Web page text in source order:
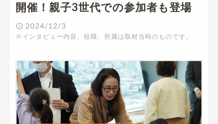
開催！親子3世代での参加者も登場
2024/12/3
※インタビュー内容、役職、所属は取材当時のものです。